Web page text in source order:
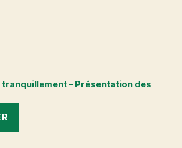
tranquillement – Présentation des